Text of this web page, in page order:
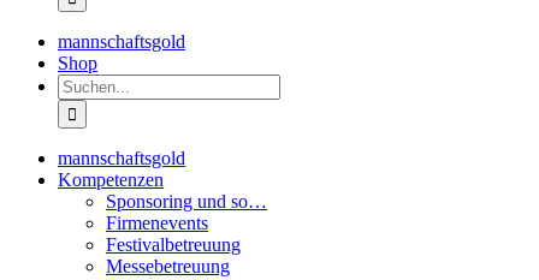
mannschaftsgold
Shop
Suche
nach:
mannschaftsgold
Kompetenzen
Sponsoring und so…
Firmenevents
Festivalbetreuung
Messebetreuung